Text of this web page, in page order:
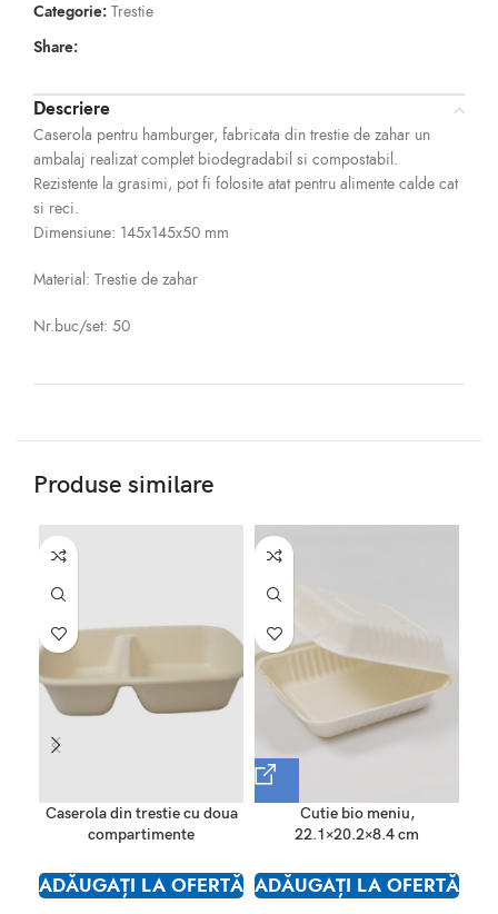
Categorie: Trestie
Share:
Descriere
Caserola pentru hamburger, fabricata din trestie de zahar un
ambalaj realizat complet biodegradabil si compostabil.
Rezistente la grasimi, pot fi folosite atat pentru alimente calde cat
si reci.
Dimensiune: 145x145x50 mm
Material: Trestie de zahar
Nr.buc/set: 50
Produse similare
Caserola din trestie cu doua
compartimente
ADĂUGAȚI LA OFERTĂ
Cutie bio meniu,
22.1×20.2×8.4 cm
ADĂUGAȚI LA OFERTĂ